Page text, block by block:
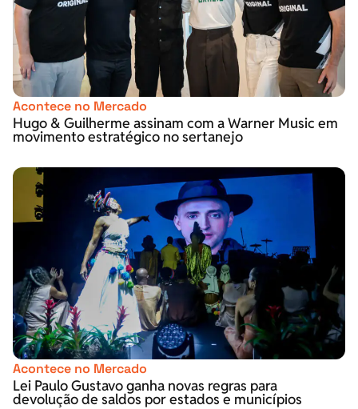
Acontece no Mercado
Hugo & Guilherme assinam com a Warner Music em
movimento estratégico no sertanejo
Acontece no Mercado
Lei Paulo Gustavo ganha novas regras para
devolução de saldos por estados e municípios